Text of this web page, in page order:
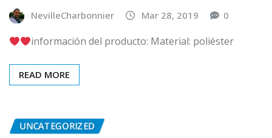
NevilleCharbonnier Mar 28, 2019 0
información del producto: Material: poliéster
READ MORE
UNCATEGORIZED